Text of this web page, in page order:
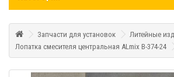
Запчасти для установок Литейные
Лопатка смесителя центральная ALmix В-374-24